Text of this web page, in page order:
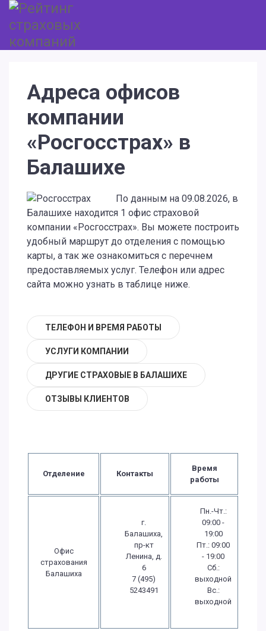
Адреса офисов
компании
«Росгосстрах» в
Балашихе
По данным на 09.08.2026, в
Балашихе находится 1 офис страховой
компании «Росгосстрах». Вы можете построить
удобный маршрут до отделения с помощью
карты, а так же ознакомиться с перечнем
предоставляемых услуг. Телефон или адрес
сайта можно узнать в таблице ниже.
ТЕЛЕФОН И ВРЕМЯ РАБОТЫ
УСЛУГИ КОМПАНИИ
ДРУГИЕ СТРАХОВЫЕ В БАЛАШИХЕ
ОТЗЫВЫ КЛИЕНТОВ
Отделение Контакты
Время
работы
Офис
страхования
Балашиха
г.
Балашиха,
пр-кт
Ленина, д.
6
7 (495)
5243491
Пн.-Чт.:
09:00 -
19:00
Пт.: 09:00
- 19:00
Сб.:
выходной
Вс.:
выходной